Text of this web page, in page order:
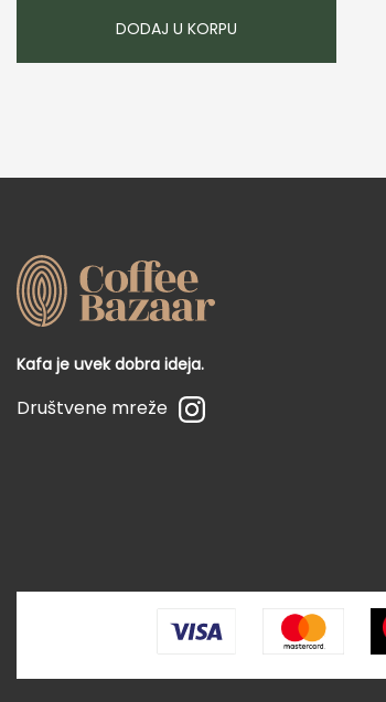
DODAJ U KORPU
Kafa je uvek dobra ideja.
Društvene mreže